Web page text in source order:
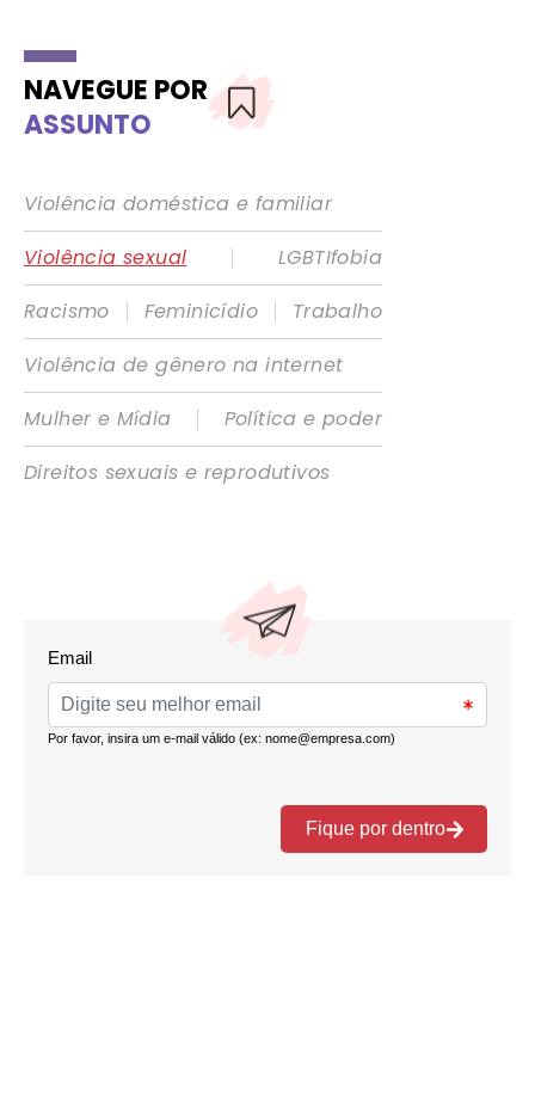
NAVEGUE POR
ASSUNTO
Violência doméstica e familiar
Violência sexual
|
LGBTIfobia
Racismo
| Feminicídio |
Trabalho
Violência de gênero na internet
Mulher e Mídia
|
Política e poder
Direitos sexuais e reprodutivos